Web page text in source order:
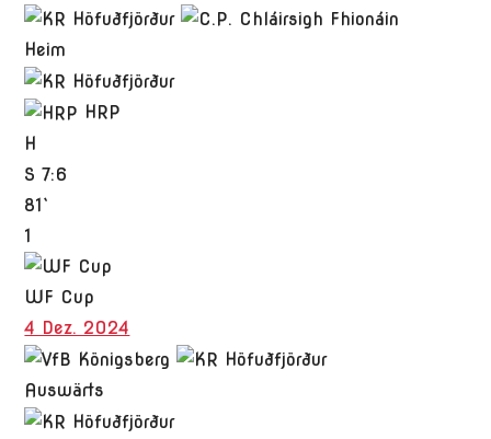
Heim
HRP
H
S 7:6
81`
1
WF Cup
4 Dez. 2024
Auswärts